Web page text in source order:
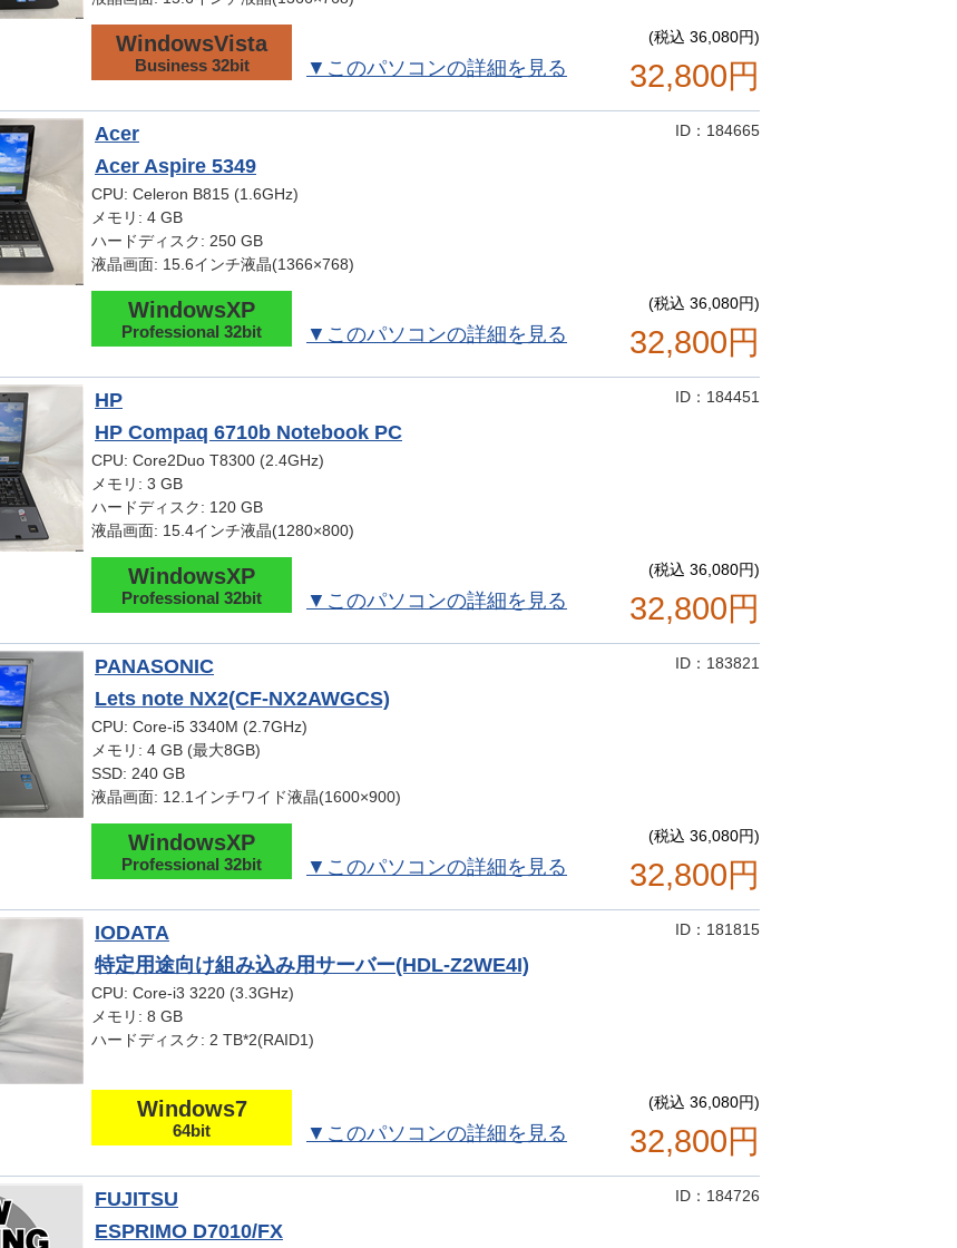
WindowsVista
Business 32bit ▼このパソコンの詳細を見る
(税込 36,080円)
32,800円
Acer ID：184665
Acer Aspire 5349
CPU: Celeron B815 (1.6GHz)
メモリ: 4 GB
ハードディスク: 250 GB
液晶画面: 15.6インチ液晶(1366×768)
WindowsXP
Professional 32bit ▼このパソコンの詳細を見る
(税込 36,080円)
32,800円
HP ID：184451
HP Compaq 6710b Notebook PC
CPU: Core2Duo T8300 (2.4GHz)
メモリ: 3 GB
ハードディスク: 120 GB
液晶画面: 15.4インチ液晶(1280×800)
WindowsXP
Professional 32bit ▼このパソコンの詳細を見る
(税込 36,080円)
32,800円
PANASONIC ID：183821
Lets note NX2(CF-NX2AWGCS)
CPU: Core-i5 3340M (2.7GHz)
メモリ: 4 GB (最大8GB)
SSD: 240 GB
液晶画面: 12.1インチワイド液晶(1600×900)
WindowsXP
Professional 32bit ▼このパソコンの詳細を見る
(税込 36,080円)
32,800円
IODATA ID：181815
特定用途向け組み込み用サーバー(HDL-Z2WE4I)
CPU: Core-i3 3220 (3.3GHz)
メモリ: 8 GB
ハードディスク: 2 TB*2(RAID1)
Windows7
64bit ▼このパソコンの詳細を見る
(税込 36,080円)
32,800円
FUJITSU ID：184726
ESPRIMO D7010/FX